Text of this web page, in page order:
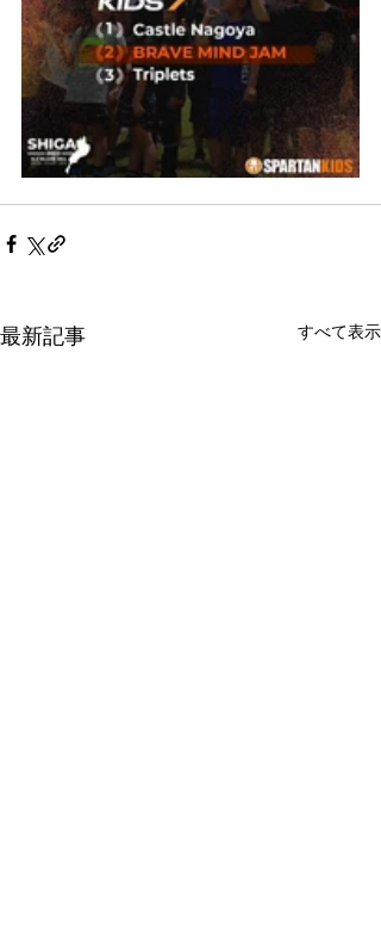
最新記事 すべて表示